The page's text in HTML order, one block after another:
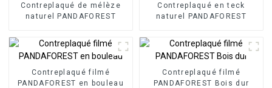
Contreplaqué de mélèze
naturel PANDAFOREST
Contreplaqué en teck
naturel PANDAFOREST
Contreplaqué filmé
PANDAFOREST en bouleau
Contreplaqué filmé
PANDAFOREST Bois dur